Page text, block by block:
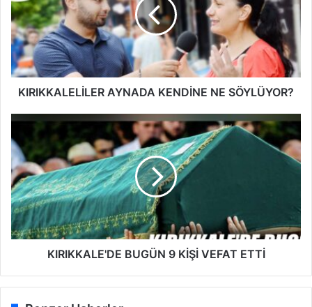
I
K
K
A
L
E
L
R
A
Y
N
A
D
A
KIRIKKALELİLER AYNADA KENDİNE NE SÖYLÜYOR?
K
I
R
K
K
A
L
E
KIRIKKALE'DE BUGÜN 9 KİŞİ VEFAT ETTİ